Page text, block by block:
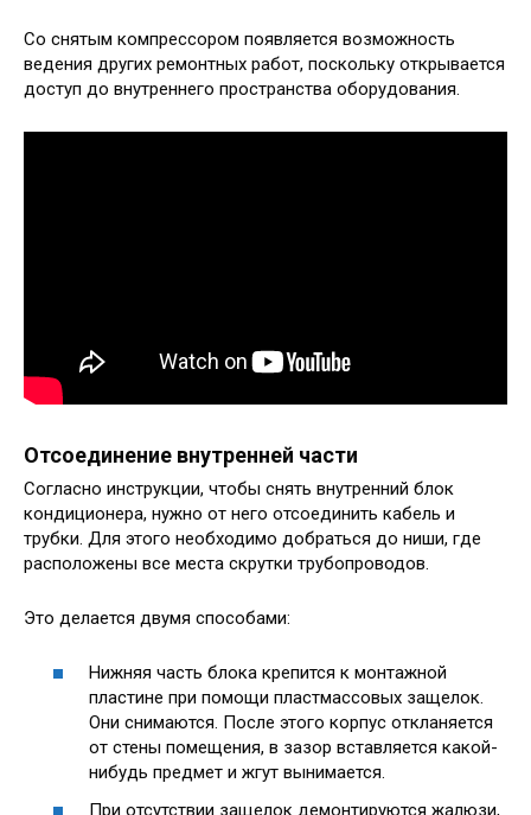
Со снятым компрессором появляется возможность
ведения других ремонтных работ, поскольку открывается
доступ до внутреннего пространства оборудования.
Отсоединение внутренней части
Согласно инструкции, чтобы снять внутренний блок
кондиционера, нужно от него отсоединить кабель и
трубки. Для этого необходимо добраться до ниши, где
расположены все места скрутки трубопроводов.
Это делается двумя способами:
Нижняя часть блока крепится к монтажной
пластине при помощи пластмассовых защелок.
Они снимаются. После этого корпус откланяется
от стены помещения, в зазор вставляется какой-
нибудь предмет и жгут вынимается.
При отсутствии защелок демонтируются жалюзи,